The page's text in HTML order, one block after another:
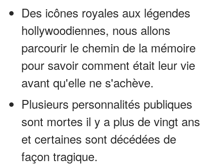
Des icônes royales aux légendes
hollywoodiennes, nous allons
parcourir le chemin de la mémoire
pour savoir comment était leur vie
avant qu'elle ne s'achève.
Plusieurs personnalités publiques
sont mortes il y a plus de vingt ans
et certaines sont décédées de
façon tragique.